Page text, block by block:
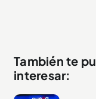
segundos
También te
interesar: